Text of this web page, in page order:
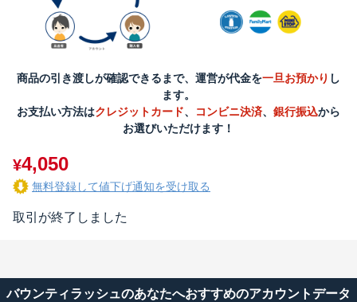
商品の引き渡しが確認できるまで、運営が代金を一旦お預かり し
ます。
お支払い方法はクレジットカード、 コンビニ決済、 銀行振込から
お選びいただけます！
¥4,050
無料登録して値下げ通知を受け取る
取引が終了しました
バウンティラッシュのあなたへおすすめのアカウントデータ